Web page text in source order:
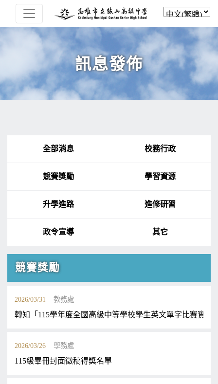
訊息發佈
全部消息 校務行政
競賽獎勵 學習資源
升學進路 進修研習
政令宣導 其它
競賽獎勵
2026/03/31 教務處
轉知「115學年度全國高級中等學校學生英文單字比賽實施
2026/03/26 學務處
115級畢冊封面徵稿得獎名單